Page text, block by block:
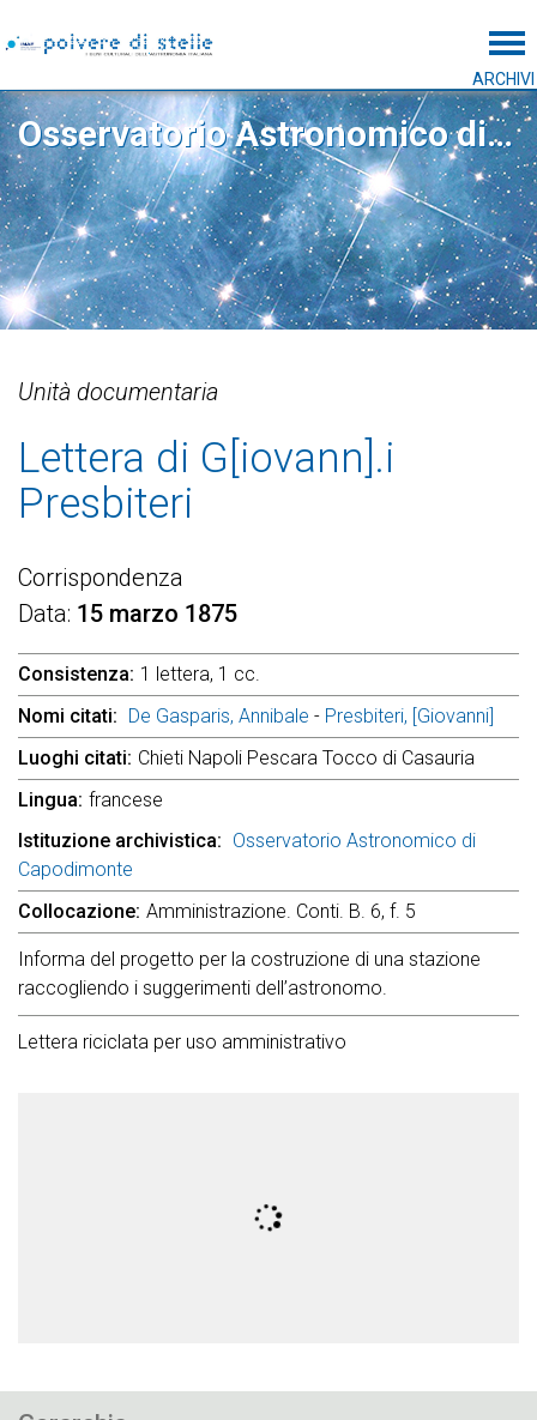
ARCHIVI
Osservatorio Astronomico di Capodimonte
Unità documentaria
Lettera di G[iovann].i
Presbiteri
Corrispondenza
Data 15 marzo 1875
Consistenza 1 lettera, 1 cc.
Nomi citati
De Gasparis, Annibale - Presbiteri, [Giovanni]
Luoghi citati Chieti Napoli Pescara Tocco di Casauria
Lingua francese
Istituzione archivistica
Osservatorio Astronomico di
Capodimonte
Collocazione Amministrazione. Conti. B. 6, f. 5
Informa del progetto per la costruzione di una stazione
raccogliendo i suggerimenti dell’astronomo.
Lettera riciclata per uso amministrativo